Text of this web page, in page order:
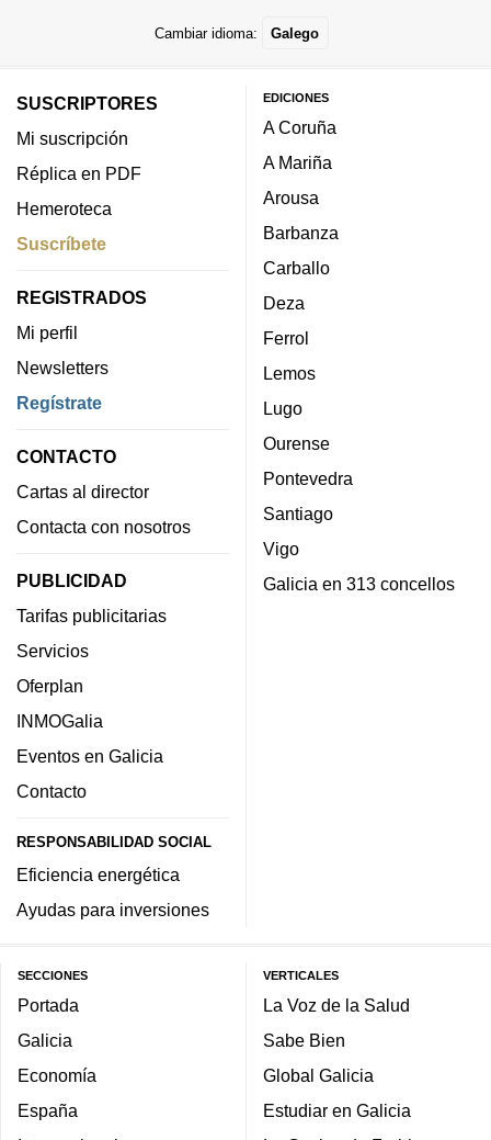
Cambiar idioma: Galego
SUSCRIPTORES
Mi suscripción
Réplica en PDF
Hemeroteca
Suscríbete
REGISTRADOS
Mi perfil
Newsletters
Regístrate
CONTACTO
Cartas al director
Contacta con nosotros
PUBLICIDAD
Tarifas publicitarias
Servicios
Oferplan
INMOGalia
Eventos en Galicia
Contacto
RESPONSABILIDAD SOCIAL
Eficiencia energética
Ayudas para inversiones
EDICIONES
A Coruña
A Mariña
Arousa
Barbanza
Carballo
Deza
Ferrol
Lemos
Lugo
Ourense
Pontevedra
Santiago
Vigo
Galicia en 313 concellos
SECCIONES
Portada
Galicia
Economía
España
VERTICALES
La Voz de la Salud
Sabe Bien
Global Galicia
Estudiar en Galicia